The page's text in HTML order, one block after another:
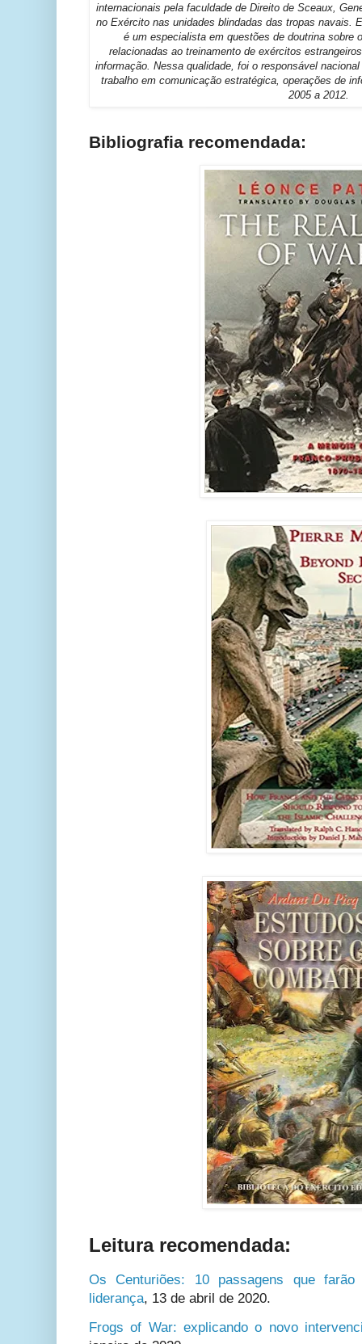
internacionais pela faculdade de Direito de Sceaux,
no Exército nas unidades blindadas das tropas navais.
é um especialista em questões de doutrina sobre
relacionadas ao treinamento de exércitos
informação. Nessa qualidade, foi o responsável
trabalho em comunicação estratégica, operações de
2005 a 2012.
Bibliografia recomendada:
Leitura recomendada:
Os Centuriões: 10 passagens que
liderança, 13 de abril de 2020.
Frogs of War: explicando o novo